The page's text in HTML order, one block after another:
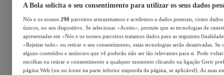
A Bola solicita o seu consentimento para utilizar os seus dados
Nós e os nossos 298 parceiros armazenamos e acedemos a dados pessoais, como
únicos, no seu dispositivo. Se selecionar «Aceito», permite que as tecnologias de
apresentadas em «Nós e os nossos parceiros tratamos dados para as seguintes
«Rejeitar tudo» ou retirar o seu consentimento, estas tecnologias serão desativadas. Se
alguns conteúdos e anúncios que vê poderão não ser tão relevantes para si. Pode voltar
escolhas ou retirar o consentimento a qualquer momento clicando na ligação Gerir
página Web (ou no ícone na parte inferior esquerda da página, se aplicável). As suas